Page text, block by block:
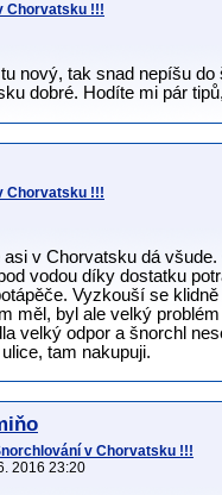
Chorvatsku !!!
nový, tak snad nepíšu
dobré. Hodíte mi pár
Chorvatsku !!!
asi v Chorvatsku dá
vodou díky dostatku
Vyzkouší se
měl, byl ale velký
velký odpor a šnorchl
tam nakupuji.
v Chorvatsku !!!
2016 23:20